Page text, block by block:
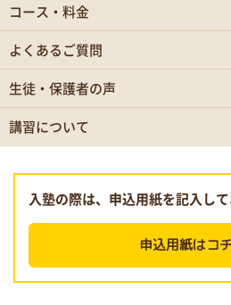
コース・料金
よくあるご質問
生徒・保護者の声
講習について
入塾の際は、申込用紙を記入して
申込用紙はコ